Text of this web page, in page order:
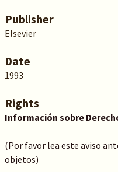
Publisher
Elsevier
Date
1993
Rights
Información sobre
(Por favor lea este aviso
objetos)